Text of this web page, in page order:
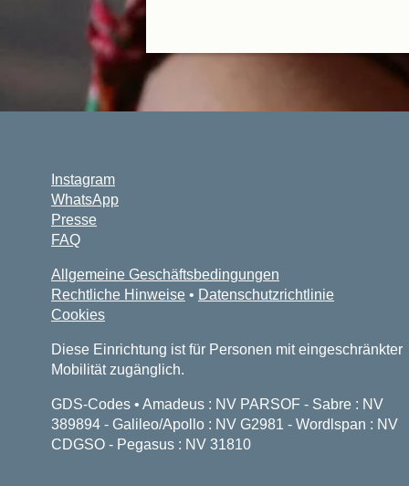
Instagram
WhatsApp
Presse
FAQ
Allgemeine Geschäftsbedingungen
Rechtliche Hinweise • Datenschutzrichtlinie
Cookies
Diese Einrichtung ist für Personen mit eingeschränkter
Mobilität zugänglich.
GDS-Codes • Amadeus : NV PARSOF - Sabre : NV
389894 - Galileo/Apollo : NV G2981 - Wordlspan : NV
CDGSO - Pegasus : NV 31810